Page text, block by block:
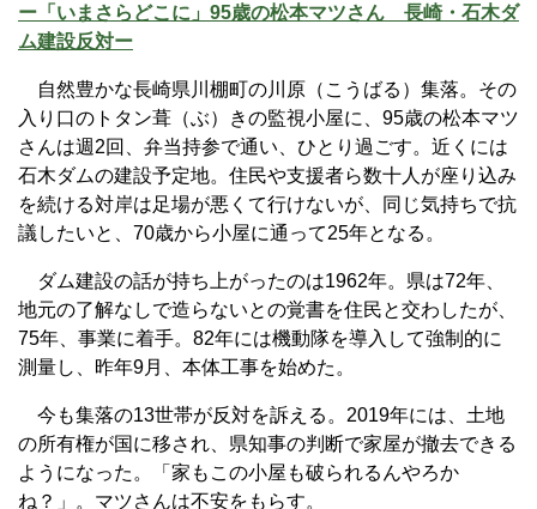
ー「いまさらどこに」95歳の松本マツさん 長崎・石木ダ
ム建設反対ー
自然豊かな長崎県川棚町の川原（こうばる）集落。その
入り口のトタン葺（ぶ）きの監視小屋に、95歳の松本マツ
さんは週2回、弁当持参で通い、ひとり過ごす。近くには
石木ダムの建設予定地。住民や支援者ら数十人が座り込み
を続ける対岸は足場が悪くて行けないが、同じ気持ちで抗
議したいと、70歳から小屋に通って25年となる。
ダム建設の話が持ち上がったのは1962年。県は72年、
地元の了解なしで造らないとの覚書を住民と交わしたが、
75年、事業に着手。82年には機動隊を導入して強制的に
測量し、昨年9月、本体工事を始めた。
今も集落の13世帯が反対を訴える。2019年には、土地
の所有権が国に移され、県知事の判断で家屋が撤去できる
ようになった。「家もこの小屋も破られるんやろか
ね？」。マツさんは不安をもらす。